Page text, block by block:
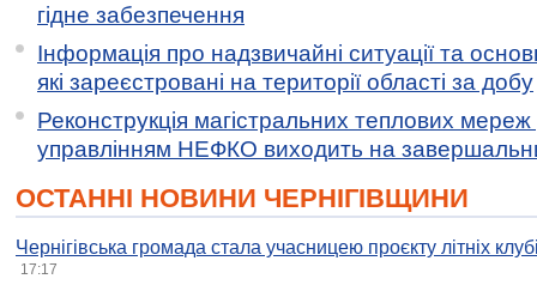
гідне забезпечення
Інформація про надзвичайні ситуації та
які зареєстровані на території області за добу
Реконструкція магістральних теплових мереж
управлінням НЕФКО виходить на
ОСТАННІ НОВИНИ ЧЕРНІГІВЩИНИ
Чернігівська громада стала учасницею проєкту літніх
17:17